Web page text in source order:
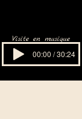
Visite en musique
00:00 / 30:24